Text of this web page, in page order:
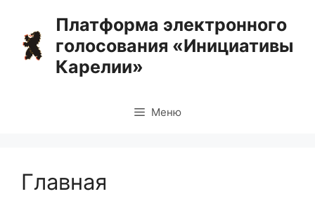
содержимому
Платформа электронного
голосования «Инициативы
Карелии»
Меню
Главная